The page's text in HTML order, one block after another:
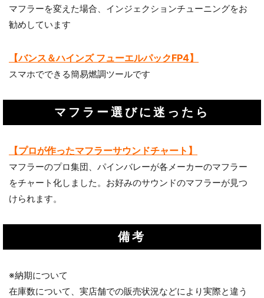
マフラーを変えた場合、インジェクションチューニングをお
勧めしています
【バンス＆ハインズ フューエルパックFP4】
スマホでできる簡易燃調ツールです
マフラー選びに迷ったら
【プロが作ったマフラーサウンドチャート】
マフラーのプロ集団、パインバレーが各メーカーのマフラー
をチャート化しました。お好みのサウンドのマフラーが見つ
けられます。
備考
※納期について
在庫数について、実店舗での販売状況などにより実際と違う
お買い物を続ける カートへ進む